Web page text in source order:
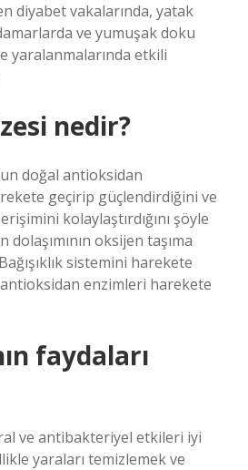
diyabet vakalarında, yatak
ve yumuşak doku
yaralanmalarında etkili
nedir?
doğal antioksidan
geçirip güçlendirdiğini ve
kolaylaştırdığını şöyle
dolaşımının oksijen taşıma
sistemini harekete
enzimleri harekete
faydaları
ve antibakteriyel etkileri iyi
yaraları temizlemek ve